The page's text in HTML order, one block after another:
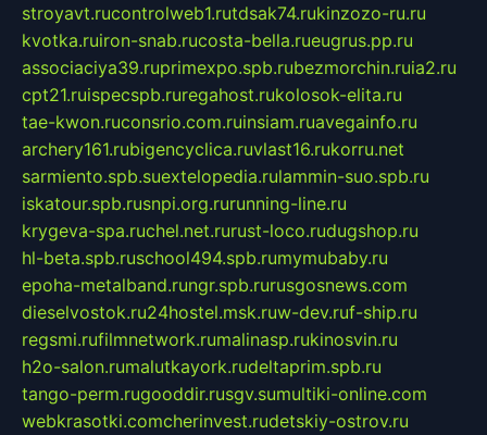
stroyavt.rucontrolweb1.rutdsak74.rukinzozo-ru.ru
kvotka.ruiron-snab.rucosta-bella.rueugrus.pp.ru
associaciya39.ruprimexpo.spb.rubezmorchin.ruia2.ru
cpt21.ruispecspb.ruregahost.rukolosok-elita.ru
tae-kwon.ruconsrio.com.ruinsiam.ruavegainfo.ru
archery161.rubigencyclica.ruvlast16.rukorru.net
sarmiento.spb.suextelopedia.rulammin-suo.spb.ru
iskatour.spb.rusnpi.org.rurunning-line.ru
krygeva-spa.ruchel.net.rurust-loco.rudugshop.ru
hl-beta.spb.ruschool494.spb.rumymubaby.ru
epoha-metalband.rungr.spb.rurusgosnews.com
dieselvostok.ru24hostel.msk.ruw-dev.ruf-ship.ru
regsmi.rufilmnetwork.rumalinasp.rukinosvin.ru
h2o-salon.rumalutkayork.rudeltaprim.spb.ru
tango-perm.rugooddir.rusgv.sumultiki-online.com
webkrasotki.comcherinvest.rudetskiy-ostrov.ru